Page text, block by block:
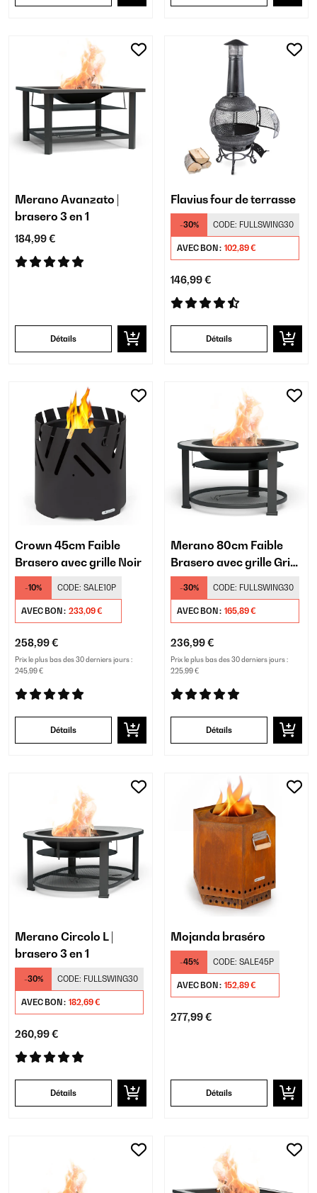
Merano Avanzato |
brasero 3 en 1
184,99 €
Détails
Flavius four de terrasse
-30% CODE: FULLSWING30
AVEC BON : 102,89 €
146,99 €
Détails
Crown 45cm Faible
Brasero avec grille Noir
-10% CODE: SALE10P
AVEC BON : 233,09 €
258,99 €
Prix le plus bas des 30 derniers jours :
245,99 €
Détails
Merano 80cm Faible
Brasero avec grille Gris
clair
-30% CODE: FULLSWING30
AVEC BON : 165,89 €
236,99 €
Prix le plus bas des 30 derniers jours :
225,99 €
Détails
Merano Circolo L |
brasero 3 en 1
-30% CODE: FULLSWING30
AVEC BON : 182,69 €
260,99 €
Détails
Mojanda braséro
-45% CODE: SALE45P
AVEC BON : 152,89 €
277,99 €
Détails